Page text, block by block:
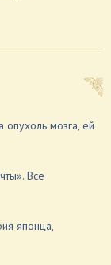
опухоль мозга, ей
Все
японца,